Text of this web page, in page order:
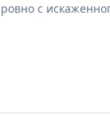
с